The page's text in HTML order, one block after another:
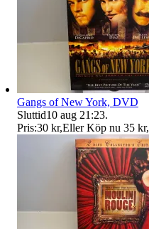
Gangs of New York, DVD
Sluttid10 aug 21:23.
Pris:30 kr,Eller Köp nu 35 kr,